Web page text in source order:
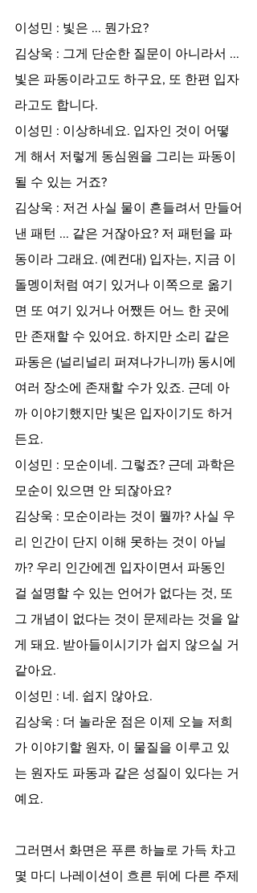
이성민 : 빛은 ... 뭔가요?
김상욱 : 그게 단순한 질문이 아니라서 ...
빛은 파동이라고도 하구요, 또 한편 입자
라고도 합니다.
이성민 : 이상하네요. 입자인 것이 어떻
게 해서 저렇게 동심원을 그리는 파동이
될 수 있는 거죠?
김상욱 : 저건 사실 물이 흔들려서 만들어
낸 패턴 ... 같은 거잖아요? 저 패턴을 파
동이라 그래요. (예컨대) 입자는, 지금 이
돌멩이처럼 여기 있거나 이쪽으로 옮기
면 또 여기 있거나 어쨌든 어느 한 곳에
만 존재할 수 있어요. 하지만 소리 같은
파동은 (널리널리 퍼져나가니까) 동시에
여러 장소에 존재할 수가 있죠. 근데 아
까 이야기했지만 빛은 입자이기도 하거
든요.
이성민 : 모순이네. 그렇죠? 근데 과학은
모순이 있으면 안 되잖아요?
김상욱 : 모순이라는 것이 뭘까? 사실 우
리 인간이 단지 이해 못하는 것이 아닐
까? 우리 인간에겐 입자이면서 파동인
걸 설명할 수 있는 언어가 없다는 것, 또
그 개념이 없다는 것이 문제라는 것을 알
게 돼요. 받아들이시기가 쉽지 않으실 거
같아요.
이성민 : 네. 쉽지 않아요.
김상욱 : 더 놀라운 점은 이제 오늘 저희
가 이야기할 원자, 이 물질을 이루고 있
는 원자도 파동과 같은 성질이 있다는 거
예요.
그러면서 화면은 푸른 하늘로 가득 차고
몇 마디 나레이션이 흐른 뒤에 다른 주제